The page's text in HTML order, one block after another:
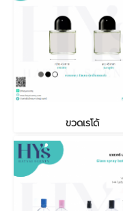
ขวดเรโด้